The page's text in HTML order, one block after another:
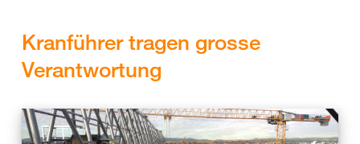
Kranführer tragen grosse
Verantwortung